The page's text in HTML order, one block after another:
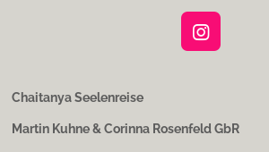
I
g
Chaitanya Seelenreise
Martin Kuhne & Corinna Rosenfeld GbR